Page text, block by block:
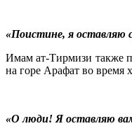
«Поистине, я оставляю
Имам ат-Тирмизи также
на горе Арафат во время
«О люди! Я оставляю